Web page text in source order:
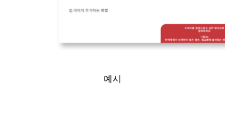
예시